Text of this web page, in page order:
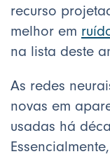
recurso
melhor em
na lista deste
As redes
novas em
usadas há